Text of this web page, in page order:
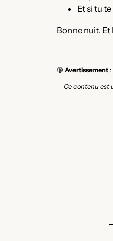
Et si tu
Bonne nuit. Et
🔞 Avertissement :
Ce contenu est